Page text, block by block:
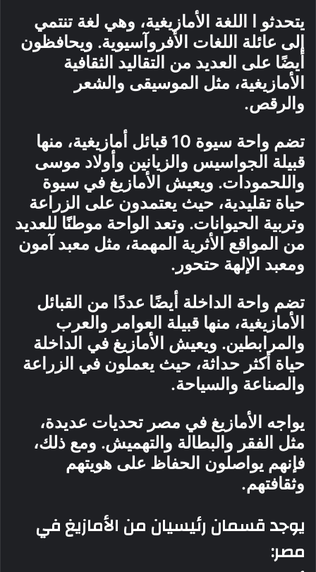
يتحدثو ا اللغة الأمازيغية، وهي لغة تنتمي
إلى عائلة اللغات الأفروآسيوية. ويحافظون
أيضًا على العديد من التقاليد الثقافية
الأمازيغية، مثل الموسيقى والشعر
والرقص.
تضم واحة سيوة 10 قبائل أمازيغية، منها
قبيلة الجواسيس والزيانين وأولاد موسى
واللحمودات. ويعيش الأمازيغ في سيوة
حياة تقليدية، حيث يعتمدون على الزراعة
وتربية الحيوانات. وتعد الواحة موطنًا للعديد
من المواقع الأثرية المهمة، مثل معبد آمون
ومعبد الإلهة حتحور.
تضم واحة الداخلة أيضًا عددًا من القبائل
الأمازيغية، منها قبيلة العوامر والعرب
والمرابطين. ويعيش الأمازيغ في الداخلة
حياة أكثر حداثة، حيث يعملون في الزراعة
والصناعة والسياحة.
يواجه الأمازيغ في مصر تحديات عديدة،
مثل الفقر والبطالة والتهميش. ومع ذلك،
فإنهم يواصلون الحفاظ على هويتهم
وثقافتهم.
يوجد قسمان رئيسيان من الأمازيغ في
مصر: